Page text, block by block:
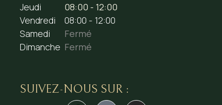
Jeudi
08:00 - 12:00
Vendredi
08:00 - 12:00
Samedi
Fermé
Dimanche Fermé
SUIVEZ-NOUS SUR :